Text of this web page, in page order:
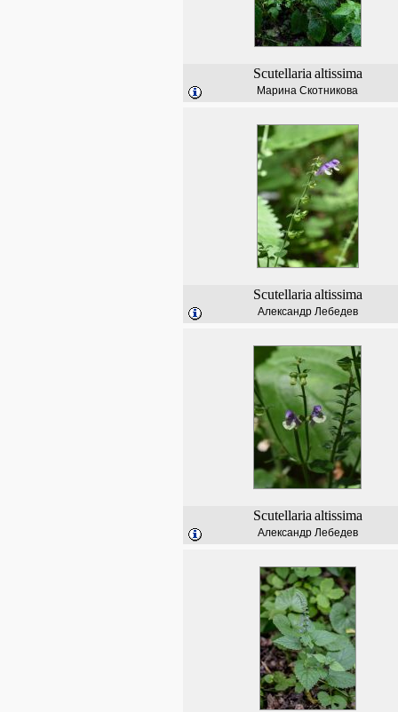
Scutellaria altissima
Марина Скотникова
Scutellaria altissima
Александр Лебедев
Scutellaria altissima
Александр Лебедев